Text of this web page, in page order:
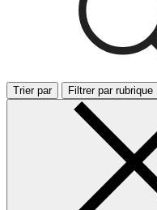
Trier par Filtrer par rubrique